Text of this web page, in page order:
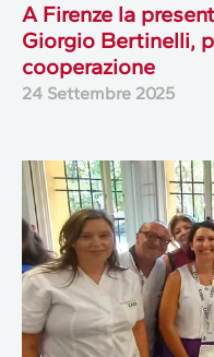
A Firenze la
Giorgio Bertinelli,
cooperazione
24 Settembre 2025